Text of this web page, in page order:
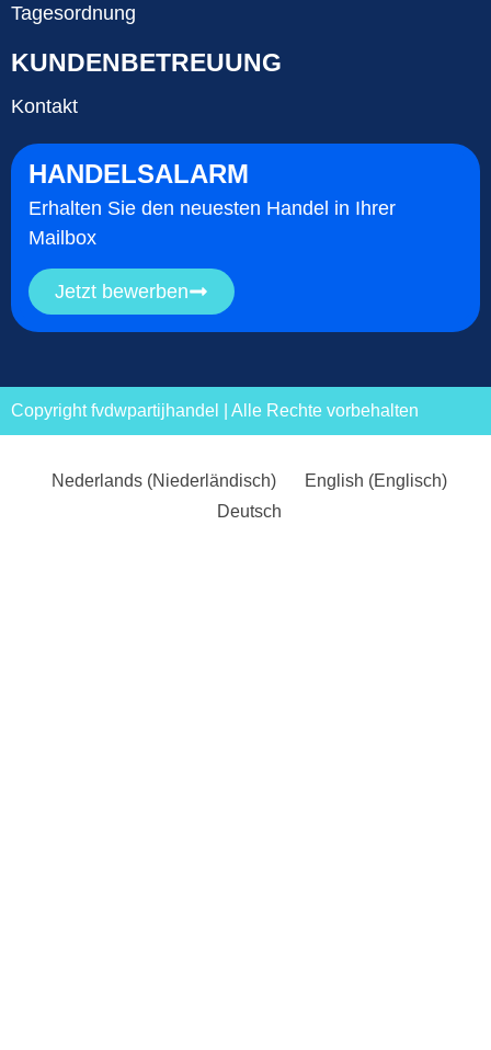
Tagesordnung
KUNDENBETREUUNG
Kontakt
HANDELSALARM
Erhalten Sie den neuesten Handel in Ihrer
Mailbox
Jetzt bewerben
Copyright fvdwpartijhandel | Alle Rechte vorbehalten
Nederlands(Niederländisch) English (Englisch)
Deutsch